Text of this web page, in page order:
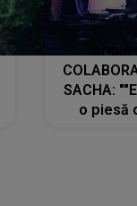
SACHA:
o piesă